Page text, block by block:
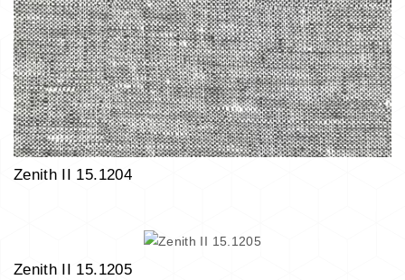
Zenith II 15.1204
Zenith II 15.1205